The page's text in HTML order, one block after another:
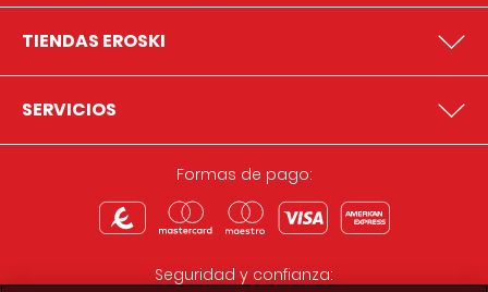
TIENDAS EROSKI
SERVICIOS
Formas de pago:
Seguridad y confianza: